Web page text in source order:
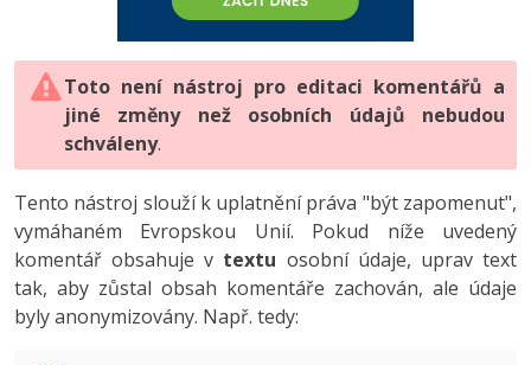
HTML5, CSS3, Bootstrap, SEO
SQL a databáze
Testování a verzování
UML a návrhové vzory
React
Spring
PHP
JavaScript
Python
HTML / CSS
UML a návrhové vzory
MySQL/MariaDB
Vývojář mobilních aplikací
C# Game developer
Tester
Systémový administrátor
-80%
JavaScript -80%
PHP -80%
Swift -80%
Kotlin -80%
Digitální gramotnost
Marketing
WordPress
SEO
UX
Business
-80%
Adobe Illustrator -80%
Adobe Lightroom
Adobe XD
Adobe InDesign -25%
Adobe After Effects
Toto není nástroj pro editaci komentářů a
jiné změny než osobních údajů nebudou
schváleny.
Tento nástroj slouží k uplatnění práva "být zapomenut",
vymáhaném Evropskou Unií. Pokud níže uvedený
komentář obsahuje v textu osobní údaje, uprav text
tak, aby zůstal obsah komentáře zachován, ale údaje
byly anonymizovány. Např. tedy: